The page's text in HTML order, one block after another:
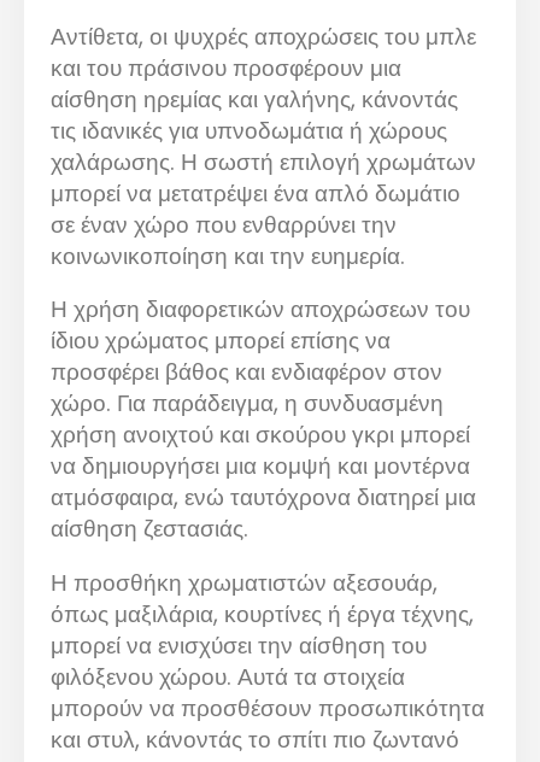
Αντίθετα, οι ψυχρές αποχρώσεις του μπλε
και του πράσινου προσφέρουν μια
αίσθηση ηρεμίας και γαλήνης, κάνοντάς
τις ιδανικές για υπνοδωμάτια ή χώρους
χαλάρωσης. Η σωστή επιλογή χρωμάτων
μπορεί να μετατρέψει ένα απλό δωμάτιο
σε έναν χώρο που ενθαρρύνει την
κοινωνικοποίηση και την ευημερία.
Η χρήση διαφορετικών αποχρώσεων του
ίδιου χρώματος μπορεί επίσης να
προσφέρει βάθος και ενδιαφέρον στον
χώρο. Για παράδειγμα, η συνδυασμένη
χρήση ανοιχτού και σκούρου γκρι μπορεί
να δημιουργήσει μια κομψή και μοντέρνα
ατμόσφαιρα, ενώ ταυτόχρονα διατηρεί μια
αίσθηση ζεστασιάς.
Η προσθήκη χρωματιστών αξεσουάρ,
όπως μαξιλάρια, κουρτίνες ή έργα τέχνης,
μπορεί να ενισχύσει την αίσθηση του
φιλόξενου χώρου. Αυτά τα στοιχεία
μπορούν να προσθέσουν προσωπικότητα
και στυλ, κάνοντάς το σπίτι πιο ζωντανό